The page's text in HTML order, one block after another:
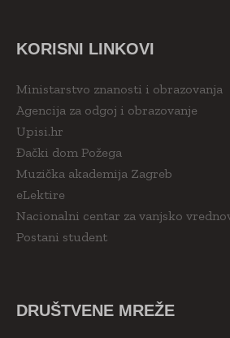
KORISNI LINKOVI
Ministarstvo znanosti i obrazovanja
Agencija za odgoj i obrazovanje
Upisi.hr
Đački dom Požega
Muzička akademija Zagreb
eLektire
Nacionalni centar za vanjsko
Postani student
DRUŠTVENE MREŽE